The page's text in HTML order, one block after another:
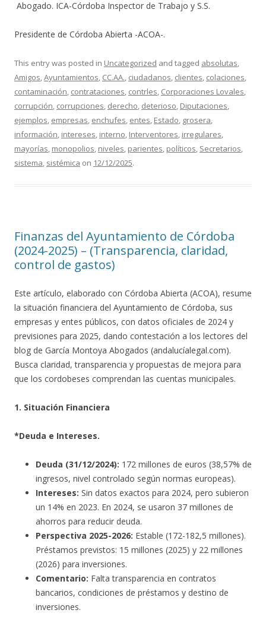
Abogado. ICA-Córdoba Inspector de Trabajo y S.S.
Presidente de Córdoba Abierta -ACOA-.
This entry was posted in Uncategorized and tagged absolutas,
Amigos,Ayuntamientos, CC.AA., ciudadanos, clientes, colaciones,
contaminación, contrataciones, contrles, Corporaciones Lovales,
corrupción, corrupciones, derecho, deterioso, Diputaciones,
ejemplos, empresas, enchufes, entes, Estado, grosera,
información, intereses, interno, Interventores, irregulares,
mayorías, monopolios, niveles, parientes, políticos, Secretarios,
sistema, sistémica on 12/12/2025.
Finanzas del Ayuntamiento de Córdoba
(2024-2025) – (Transparencia, claridad,
control de gastos)
Este artículo, elaborado con Córdoba Abierta (ACOA), resume
la situación financiera del Ayuntamiento de Córdoba, sus
empresas y entes públicos, con datos oficiales de 2024 y
previsiones para 2025, dando contestación a los lectores del
blog de García Montoya Abogados (andalucíalegal.com).
Busca claridad, transparencia y propuestas de mejora para
que los cordobeses comprendan las cuentas municipales.
1. Situación Financiera
*Deuda e Intereses.
Deuda (31/12/2024): 172 millones de euros (38,57% de
ingresos, nivel controlado según normas europeas).
Intereses: Sin datos exactos para 2024, pero subieron
un 14% en 2023. En 2024, se usaron 37 millones de
ahorros para reducir deuda.
Perspectiva 2025-2026: Estable (172-182,5 millones).
Préstamos previstos: 15 millones (2025) y 22 millones
(2026) para inversiones.
Comentario: Falta transparencia en contratos
bancarios, condiciones de préstamos y destino de
inversiones.